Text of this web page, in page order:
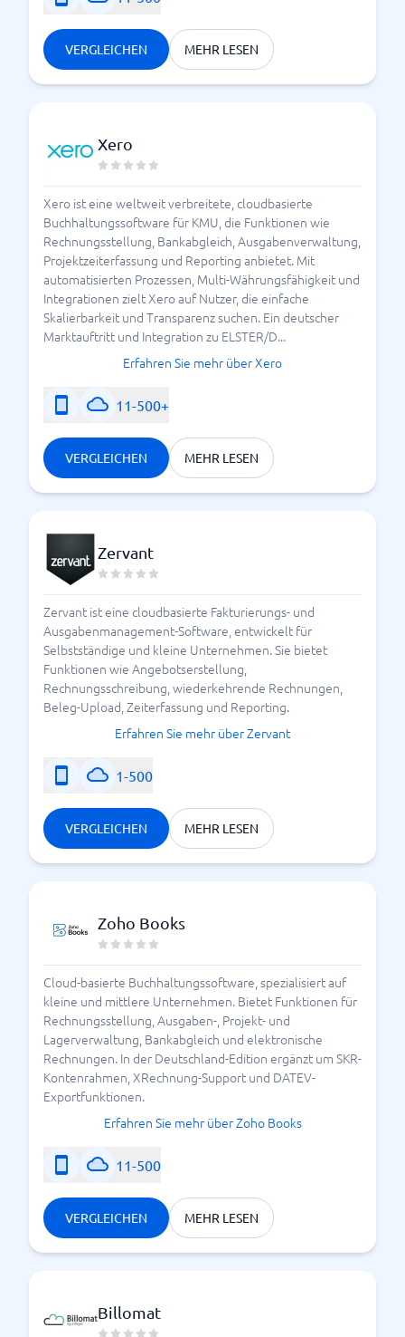
VERGLEICHEN MEHR LESEN
Xero
Xero ist eine weltweit verbreitete, cloudbasierte
Buchhaltungssoftware für KMU, die Funktionen wie
Rechnungsstellung, Bankabgleich, Ausgabenverwaltung,
Projektzeiterfassung und Reporting anbietet. Mit
automatisierten Prozessen, Multi-Währungsfähigkeit und
Integrationen zielt Xero auf Nutzer, die einfache
Skalierbarkeit und Transparenz suchen. Ein deutscher
Marktauftritt und Integration zu ELSTER/D...
Erfahren Sie mehr über Xero
11-500+
VERGLEICHEN MEHR LESEN
Zervant
Zervant ist eine cloudbasierte Fakturierungs- und
Ausgabenmanagement-Software, entwickelt für
Selbstständige und kleine Unternehmen. Sie bietet
Funktionen wie Angebotserstellung,
Rechnungsschreibung, wiederkehrende Rechnungen,
Beleg-Upload, Zeiterfassung und Reporting.
Erfahren Sie mehr über Zervant
1-500
VERGLEICHEN MEHR LESEN
Zoho Books
Cloud-basierte Buchhaltungssoftware, spezialisiert auf
kleine und mittlere Unternehmen. Bietet Funktionen für
Rechnungsstellung, Ausgaben-, Projekt- und
Lagerverwaltung, Bankabgleich und elektronische
Rechnungen. In der Deutschland-Edition ergänzt um SKR-
Kontenrahmen, XRechnung-Support und DATEV-
Exportfunktionen.
Erfahren Sie mehr über Zoho Books
11-500
VERGLEICHEN MEHR LESEN
Billomat